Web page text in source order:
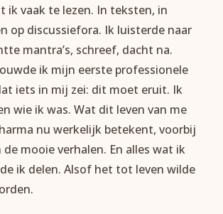
ik vaak te lezen. In teksten, in
op discussiefora. Ik luisterde naar
mantra’s, schreef, dacht na.
ik mijn eerste professionele
iets in mij zei: dit moet eruit. Ik
wie ik was. Wat dit leven van me
nu werkelijk betekent, voorbij
de mooie verhalen. En alles wat ik
ik delen. Alsof het tot leven wilde